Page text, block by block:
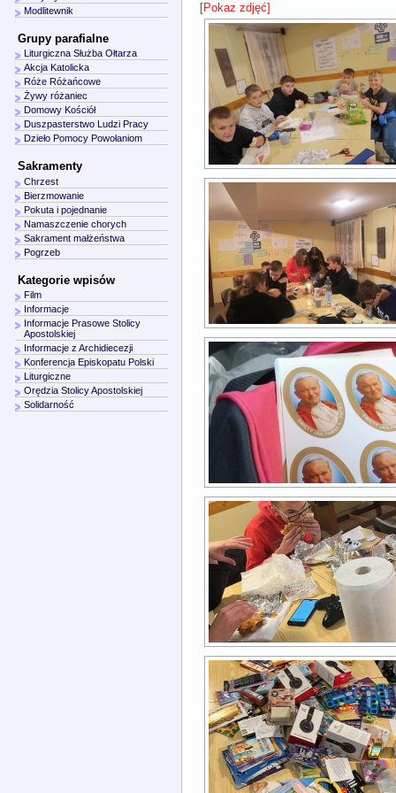
[Pokaz zdjęć]
Modlitewnik
Grupy parafialne
Liturgiczna Służba Ołtarza
Akcja Katolicka
Róże Różańcowe
Żywy różaniec
Domowy Kościół
Duszpasterstwo Ludzi Pracy
Dzieło Pomocy Powołaniom
Sakramenty
Chrzest
Bierzmowanie
Pokuta i pojednanie
Namaszczenie chorych
Sakrament małżeństwa
Pogrzeb
Kategorie wpisów
Film
Informacje
Informacje Prasowe Stolicy
Apostolskiej
Informacje z Archidiecezji
Konferencja Episkopatu Polski
Liturgiczne
Orędzia Stolicy Apostolskiej
Solidarność